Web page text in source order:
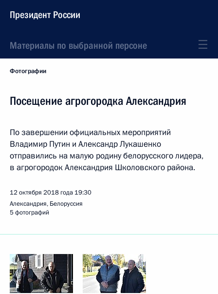
Президент России
Материалы по выбранной персоне
Фотографии
Посещение агрогородка Александрия
По завершении официальных мероприятий
Владимир Путин и Александр Лукашенко
отправились на малую родину белорусского лидера,
в агрогородок Александрия Школовского района.
12 октября 2018 года 19:30
Александрия, Белоруссия
5 фотографий